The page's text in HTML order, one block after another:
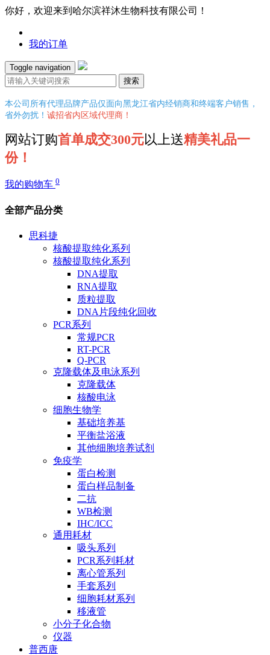
你好，欢迎来到哈尔滨祥沐生物科技有限公司！
我的订单
Toggle navigation
搜索
本公司所有代理品牌产品仅面向黑龙江省内经销商和终端客户销售，
省外勿扰！ 诚招省内区域代理商！
网站订购首单成交300元以上送精美礼品一
份！
我的购物车 0
全部产品分类
思科捷
核酸提取纯化系列
核酸提取纯化系列
DNA提取
RNA提取
质粒提取
DNA片段纯化回收
PCR系列
常规PCR
RT-PCR
Q-PCR
克隆载体及电泳系列
克隆载体
核酸电泳
细胞生物学
基础培养基
平衡盐浴液
其他细胞培养试剂
免疫学
蛋白检测
蛋白样品制备
二抗
WB检测
IHC/ICC
通用耗材
吸头系列
PCR系列耗材
离心管系列
手套系列
细胞耗材系列
移液管
小分子化合物
仪器
普西唐